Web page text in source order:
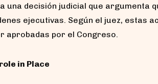
una decisión judicial que argumenta
ejecutivas. Según el juez, estas
aprobadas por el Congreso.
in Place